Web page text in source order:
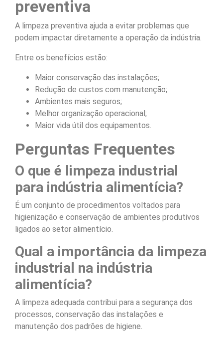
preventiva
A limpeza preventiva ajuda a evitar problemas que
podem impactar diretamente a operação da indústria.
Entre os benefícios estão:
Maior conservação das instalações;
Redução de custos com manutenção;
Ambientes mais seguros;
Melhor organização operacional;
Maior vida útil dos equipamentos.
Perguntas Frequentes
O que é limpeza industrial
para indústria alimentícia?
É um conjunto de procedimentos voltados para
higienização e conservação de ambientes produtivos
ligados ao setor alimentício.
Qual a importância da limpeza
industrial na indústria
alimentícia?
A limpeza adequada contribui para a segurança dos
processos, conservação das instalações e
manutenção dos padrões de higiene.